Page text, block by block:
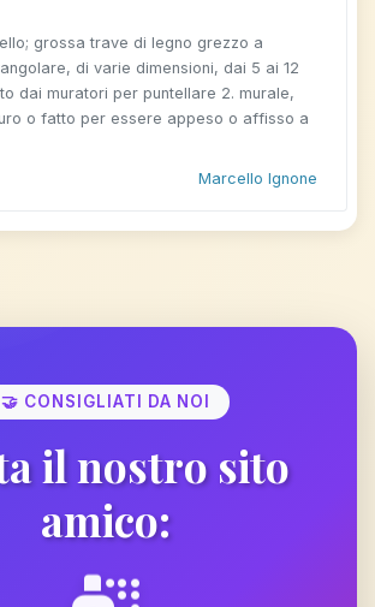
grossa trave di legno grezzo a
di varie dimensioni, dai 5 ai 12
dai muratori per puntellare 2. murale,
o fatto per essere appeso o affisso a
Marcello Ignone
🤝 CONSIGLIATI DA NOI
il nostro sito
amico: